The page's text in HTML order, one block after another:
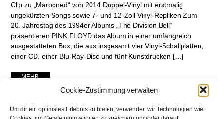
Cookie-Zustimmung verwalten
Um dir ein optimales Erlebnis zu bieten, verwenden wir Technologien wie
Clip zu „Marooned“ von 2014 Doppel-Vinyl mit erstmalig
ungekürzten Songs sowie 7- und 12-Zoll Vinyl-Repliken Zum
20. Jahrestag des 1994er Albums „The Division Bell“
präsentieren PINK FLOYD das Album in einer umfangreich
ausgestatteten Box, die aus insgesamt vier Vinyl-Schallplatten,
einer CD, einer Blu-Ray-Disc und fünf Kunstdrucken […]
... MEHR ...